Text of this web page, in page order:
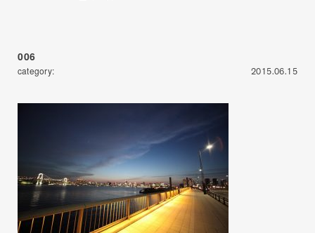
006
category: 2015.06.15